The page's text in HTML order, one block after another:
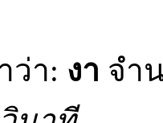
ว่า: งา จำ